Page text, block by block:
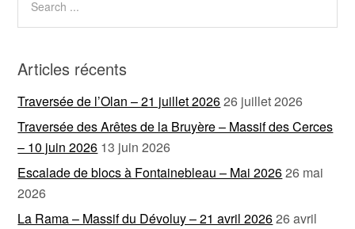
Articles récents
Traversée de l’Olan – 21 juillet 202626 juillet 2026
Traversée des Arêtes de la Bruyère – Massif des Cerces
– 10 juin 2026 13 juin 2026
Escalade de blocs à Fontainebleau – Mai 202626 mai
2026
La Rama – Massif du Dévoluy – 21 avril 202626 avril